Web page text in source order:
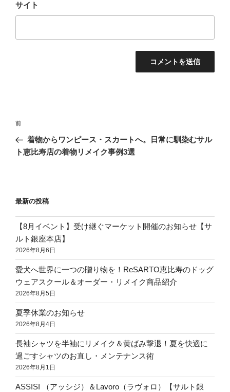
サイト
前
着物からワンピース・スカートへ。日常に馴染むサル
ト恵比寿店の着物リメイク事例3選
最新の投稿
【8月イベント】受け継ぐマーケット開催のお知らせ【サ
ルト銀座本店】
2026年8月6日
愛犬へ世界に一つの贈り物を！ReSARTO恵比寿のドッグ
ウェアスクール＆オーダー・リメイク商品紹介
2026年8月5日
夏季休業のお知らせ
2026年8月4日
長袖シャツを半袖にリメイク＆黄ばみ撃退！夏を快適に
過ごすシャツのお直し・メンテナンス術
2026年8月1日
ASSISI （アッシジ）＆Lavoro（ラヴォロ）【サルト銀